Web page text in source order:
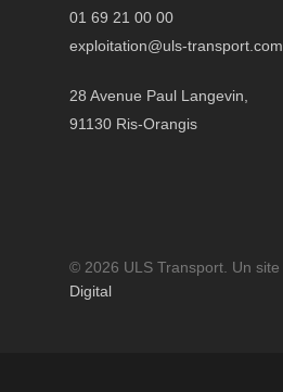
01 69 21 00 00
exploitation@uls-transport.com
28 Avenue Paul Langevin,
91130 Ris-Orangis
© 2026 ULS Transport. Un site
Digital